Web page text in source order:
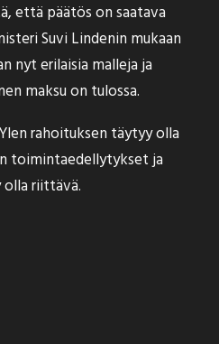
että päätös on saatava
Suvi Lindenin mukaan
nyt erilaisia malleja ja
maksu on tulossa.
rahoituksen täytyy olla
toimintaedellytykset ja
riittävä.